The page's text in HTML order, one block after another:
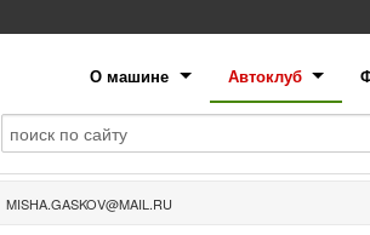
О машине Автоклуб
MISHA.GASKOV@MAIL.RU